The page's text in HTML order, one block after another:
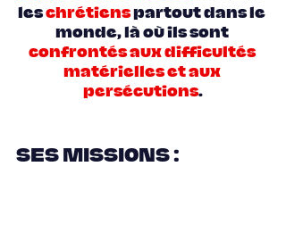
les chrétiens partout dans le
monde, là où ils sont
confrontés aux difficultés
matérielles et aux
persécutions.
SES MISSIONS :